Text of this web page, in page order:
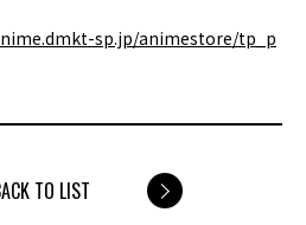
sp.jp/animestore/tp_p
TO LIST